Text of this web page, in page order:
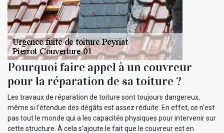
Pourquoi faire appel à un couvreur
pour la réparation de sa toiture ?
Les travaux de réparation de toiture sont toujours dangereux,
même si l’étendue des dégâts est assez réduite. En effet, ce n’est
pas tout le monde qui a les capacités physiques pour intervenir sur
cette structure. À cela s’ajoute le fait que le couvreur est en